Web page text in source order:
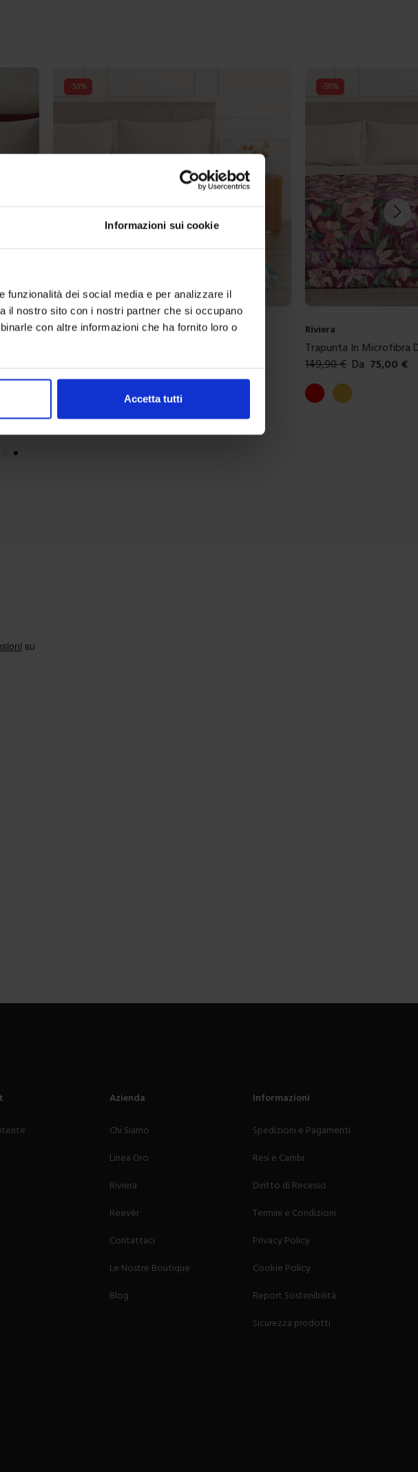
Informazioni sui cookie
funzionalità dei social media e per analizzare il
il nostro sito con i nostri partner che si occupano
con altre informazioni che ha fornito loro o
Accetta tutti
-50%
Riviera
Colori disponibili
-50%
Riviera
Trapunta In Cotone Gin
149,90€ Da 75,00 €
Colori disponibili
MarroneMulticolore
Azienda
Chi Siamo
Linea Oro
Riviera
Reevèr
Contattaci
Le Nostre Boutique
Blog
Informazioni
Spedizioni e Pagamenti
Resi e Cambi
Diritto di Recesso
Termini e Condizioni
Privacy Policy
Cookie Policy
Report Sostenibilità
Sicurezza prodotti